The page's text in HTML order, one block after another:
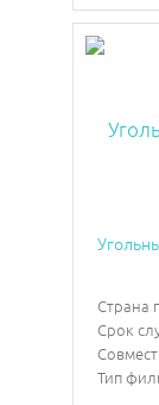
Страна
Срок
Тип